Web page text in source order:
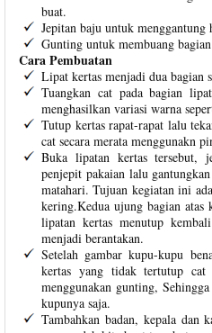
buat.
Jepitan baju untuk
Gunting untuk membuang
Cara Pembuatan
Lipat kertas menjadi dua bagian
Tuangkan cat pada bagian
menghasilkan variasi warna
Tutup kertas rapat-rapat lalu
cat secara merata menggunakn
Buka lipatan kertas tersebut,
penjepit pakaian lalu
matahari. Tujuan kegiatan ini
kering.Kedua ujung bagian atas
lipatan kertas menutup
menjadi berantakan.
Setelah gambar kupu-kupu
kertas yang tidak tertutup cat
menggunakan gunting,
kupunya saja.
Tambahkan badan, kepala dan